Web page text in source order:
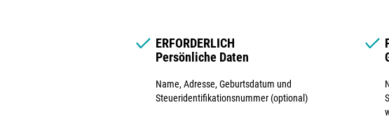
ERFORDERLICH
Persönliche Daten
Name, Adresse, Geburtsdatum und
Steueridentifikationsnummer (optional)